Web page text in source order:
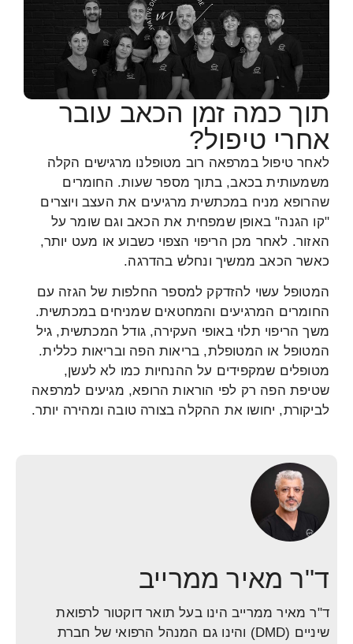
תוך כמה זמן הכאב עובר
אחרי טיפול?
לאחר טיפול במרפאה רוב מטופלנו מרגישים הקלה
משמעותית בכאב, בתוך מספר שעות. החומרים
שהרופא מניח במכתשית מרגיעים את העצב ויוצרים
"קו הגנה" באופן שמפחית את הכאב וגם שומר על
האזור. לאחר מכן הריפוי הצפוי כשבוע או מעט יותר,
כאשר הכאב ממשיך ונחלש בהדרגה.
המטופל עשוי להזדקק למספר החלפות של הגזה עם
החומרים המרגיעים והמחטאים שמניחים במכתשית.
משך הריפוי תלוי באופי העקירה, גודל המכתשית, גיל
המטופל או המטופלת, בריאות הפה ובריאות כללית.
מטופלים שמקפידים על ההנחיות כמו לא לעשן,
שטיפת הפה רק לפי הוראות הרופא, מגיעים למרפאה
לביקורת, יחושו את ההקלה בצורה טובה ומהירה יותר.
ד"ר מאיר ממרייב
ד"ר מאיר ממרייב הינו בעל תואר דוקטור לרפואת
שיניים (DMD) והינו גם המנהל הרפואי של חברת